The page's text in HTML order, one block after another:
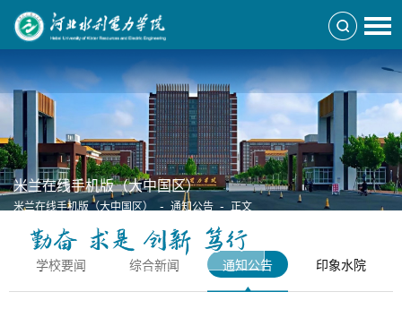
米兰在线手机版（大中国区）
米兰在线手机版（大中国区） - 通知公告 - 正文
学校要闻 综合新闻 通知公告 印象水院